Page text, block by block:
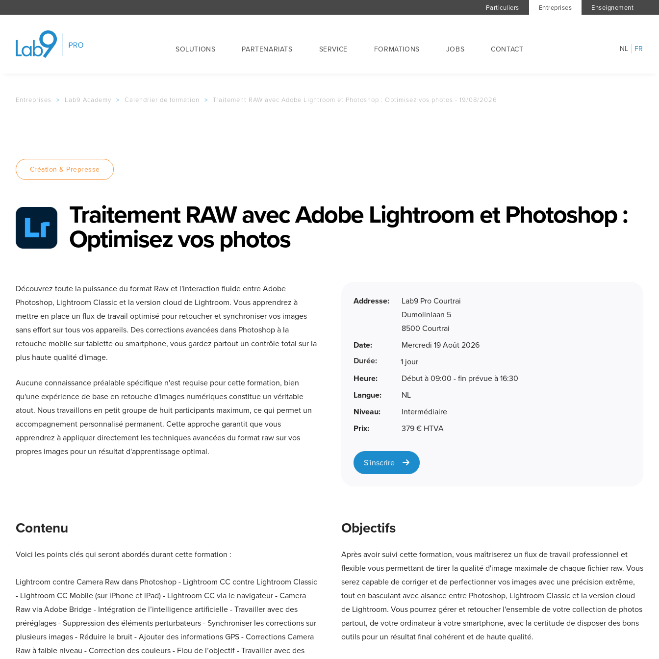
Particuliers Entreprises Enseignement
SOLUTIONS PARTENARIATS SERVICE FORMATIONS JOBS CONTACT NL FR
Entreprises > Lab9 Academy > Calendrier de formation > Traitement RAW avec Adobe Lightroom et Photoshop : Optimisez vos photos - 19/08/2026
Création & Prepresse
Traitement RAW avec Adobe Lightroom et Photoshop :
Optimisez vos photos
Découvrez toute la puissance du format Raw et l'interaction fluide entre Adobe
Photoshop, Lightroom Classic et la version cloud de Lightroom. Vous apprendrez à
mettre en place un flux de travail optimisé pour retoucher et synchroniser vos images
sans effort sur tous vos appareils. Des corrections avancées dans Photoshop à la
retouche mobile sur tablette ou smartphone, vous gardez partout un contrôle total sur la
plus haute qualité d'image.
Aucune connaissance préalable spécifique n'est requise pour cette formation, bien
qu'une expérience de base en retouche d'images numériques constitue un véritable
atout. Nous travaillons en petit groupe de huit participants maximum, ce qui permet un
accompagnement personnalisé permanent. Cette approche garantit que vous
apprendrez à appliquer directement les techniques avancées du format raw sur vos
propres images pour un résultat d'apprentissage optimal.
Addresse:
Lab9 Pro Courtrai
Dumolinlaan 5
8500 Courtrai
Date:
Mercredi 19 Août 2026
Durée:
1 jour
Heure:
Début à 09:00 - fin prévue à 16:30
Langue:
NL
Niveau:
Intermédiaire
Prix:
379 € HTVA
S'inscrire
Contenu
Voici les points clés qui seront abordés durant cette formation :
Lightroom contre Camera Raw dans Photoshop - Lightroom CC contre Lightroom Classic
- Lightroom CC Mobile (sur iPhone et iPad) - Lightroom CC via le navigateur - Camera
Raw via Adobe Bridge - Intégration de l’intelligence artificielle - Travailler avec des
préréglages - Suppression des éléments perturbateurs - Synchroniser les corrections sur
plusieurs images - Réduire le bruit - Ajouter des informations GPS - Corrections Camera
Raw à faible niveau - Correction des couleurs - Flou de l’objectif - Travailler avec des
Objectifs
Après avoir suivi cette formation, vous maîtriserez un flux de travail professionnel et
flexible vous permettant de tirer la qualité d'image maximale de chaque fichier raw. Vous
serez capable de corriger et de perfectionner vos images avec une précision extrême,
tout en basculant avec aisance entre Photoshop, Lightroom Classic et la version cloud
de Lightroom. Vous pourrez gérer et retoucher l'ensemble de votre collection de photos
partout, de votre ordinateur à votre smartphone, avec la certitude de disposer des bons
outils pour un résultat final cohérent et de haute qualité.